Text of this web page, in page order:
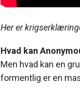
Her er
Hvad kan
Men hvad kan en
formentlig er en